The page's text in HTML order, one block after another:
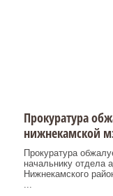
Прокуратура
нижнекамской
Прокуратура
начальнику отдела
Нижнекамского
...